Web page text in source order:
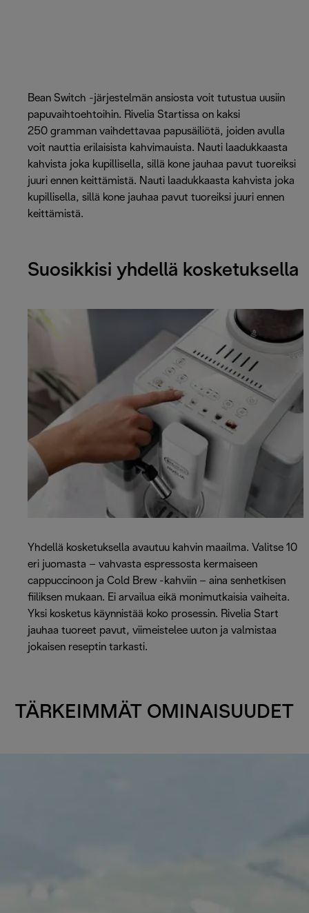
Bean Switch -järjestelmän ansiosta voit tutustua uusiin
papuvaihtoehtoihin. Rivelia Startissa on kaksi
250 gramman vaihdettavaa papusäiliötä, joiden avulla
voit nauttia erilaisista kahvimauista. Nauti laadukkaasta
kahvista joka kupillisella, sillä kone jauhaa pavut tuoreiksi
juuri ennen keittämistä. Nauti laadukkaasta kahvista joka
kupillisella, sillä kone jauhaa pavut tuoreiksi juuri ennen
keittämistä.
Suosikkisi yhdellä kosketuksella
Yhdellä kosketuksella avautuu kahvin maailma. Valitse 10
eri juomasta – vahvasta espressosta kermaiseen
cappuccinoon ja Cold Brew -kahviin – aina senhetkisen
fiiliksen mukaan. Ei arvailua eikä monimutkaisia vaiheita.
Yksi kosketus käynnistää koko prosessin. Rivelia Start
jauhaa tuoreet pavut, viimeistelee uuton ja valmistaa
jokaisen reseptin tarkasti.
TÄRKEIMMÄT OMINAISUUDET